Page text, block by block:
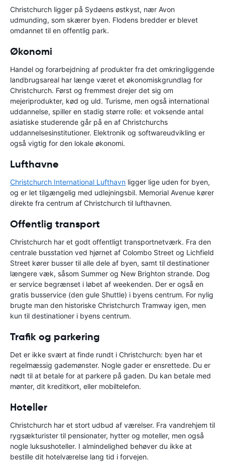
Christchurch ligger på Sydøens østkyst, nær Avon
udmunding, som skærer byen. Flodens bredder er blevet
omdannet til en offentlig park.
Økonomi
Handel og forarbejdning af produkter fra det omkringliggende
landbrugsareal har længe været et økonomiskgrundlag for
Christchurch. Først og fremmest drejer det sig om
mejeriprodukter, kød og uld. Turisme, men også international
uddannelse, spiller en stadig større rolle: et voksende antal
asiatiske studerende går på en af Christchurchs
uddannelsesinstitutioner. Elektronik og softwareudvikling er
også vigtig for den lokale økonomi.
Lufthavne
Christchurch International Lufthavn ligger lige uden for byen,
og er let tilgængelig med udlejningsbil. Memorial Avenue kører
direkte fra centrum af Christchurch til lufthavnen.
Offentlig transport
Christchurch har et godt offentligt transportnetværk. Fra den
centrale busstation ved hjørnet af Colombo Street og Lichfield
Street kører busser til alle dele af byen, samt til destinationer
længere væk, såsom Summer og New Brighton strande. Dog
er service begrænset i løbet af weekenden. Der er også en
gratis busservice (den gule Shuttle) i byens centrum. For nylig
brugte man den historiske Christchurch Tramway igen, men
kun til destinationer i byens centrum.
Trafik og parkering
Det er ikke svært at finde rundt i Christchurch: byen har et
regelmæssig gademønster. Nogle gader er ensrettede. Du er
nødt til at betale for at parkere på gaden. Du kan betale med
mønter, dit kreditkort, eller mobiltelefon.
Hoteller
Christchurch har et stort udbud af værelser. Fra vandrehjem til
rygsækturister til pensionater, hytter og moteller, men også
nogle luksushoteller. I almindelighed behøver du ikke at
bestille dit hotelværelse lang tid i forvejen.